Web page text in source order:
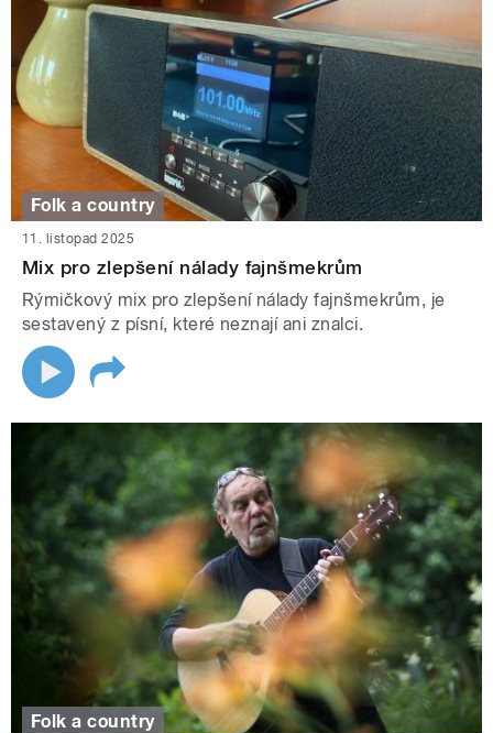
Folk a country
11. listopad 2025
Mix pro zlepšení nálady fajnšmekrům
Rýmičkový mix pro zlepšení nálady fajnšmekrům, je
sestavený z písní, které neznají ani znalci.
Folk a country